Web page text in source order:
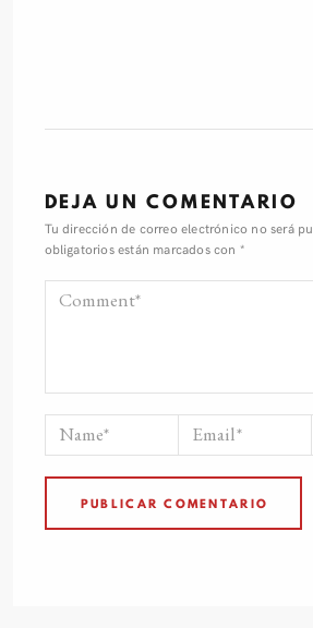
DEJA UN COMENTARIO
Tu dirección de correo electrónico no será
obligatorios están marcados con *